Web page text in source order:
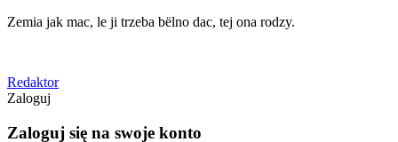
Zemia jak mac, le ji trzeba bëlno dac, tej ona rodzy.
Redaktor
Zaloguj
Zaloguj się na swoje konto